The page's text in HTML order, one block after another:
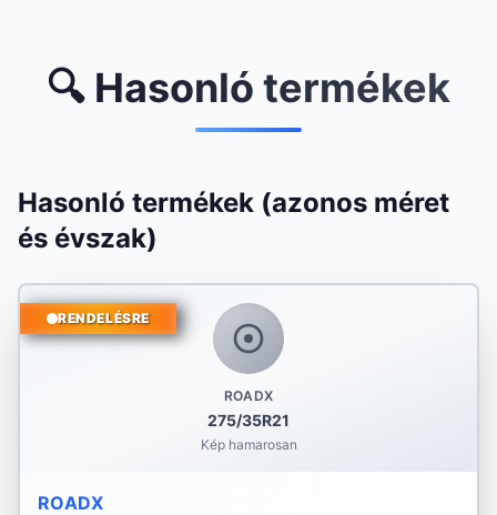
🔍 Hasonló termékek
Hasonló termékek (azonos méret
és évszak)
ROADX
275/35R21
Kép hamarosan
RENDELÉSRE
ROADX